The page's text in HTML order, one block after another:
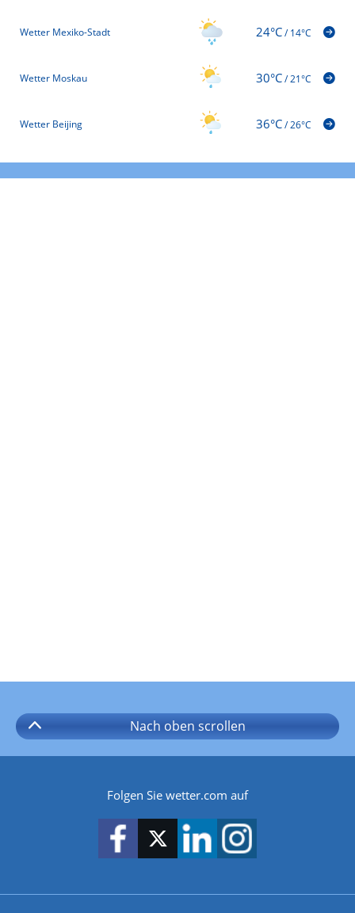
Wetter Mexiko-Stadt 24°C/14°C
Wetter Moskau 30°C/21°C
Wetter Beijing 36°C/26°C
Nach oben scrollen
Folgen Sie wetter.com auf